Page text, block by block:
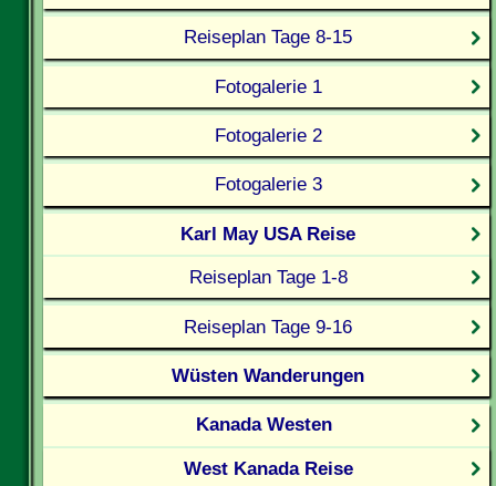
Reiseplan Tage 8-15
Fotogalerie 1
Fotogalerie 2
Fotogalerie 3
Karl May USA Reise
Reiseplan Tage 1-8
Reiseplan Tage 9-16
Wüsten Wanderungen
Kanada Westen
West Kanada Reise